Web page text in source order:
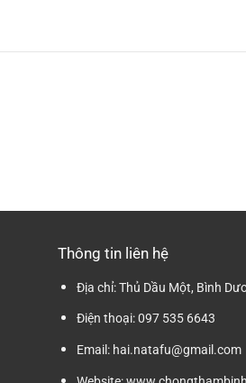
Thông tin liên hệ
Địa chỉ:Thủ Dầu Một, Bình
Điện thoại:097 535 6643
Email:hai.natafu@gmail.com